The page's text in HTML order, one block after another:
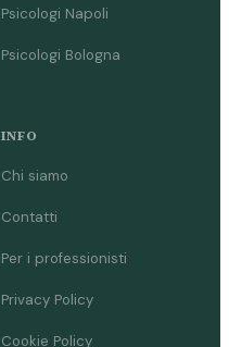
Psicologi Napoli
Psicologi Bologna
INFO
Chi siamo
Contatti
Per i professionisti
Privacy Policy
Cookie Policy